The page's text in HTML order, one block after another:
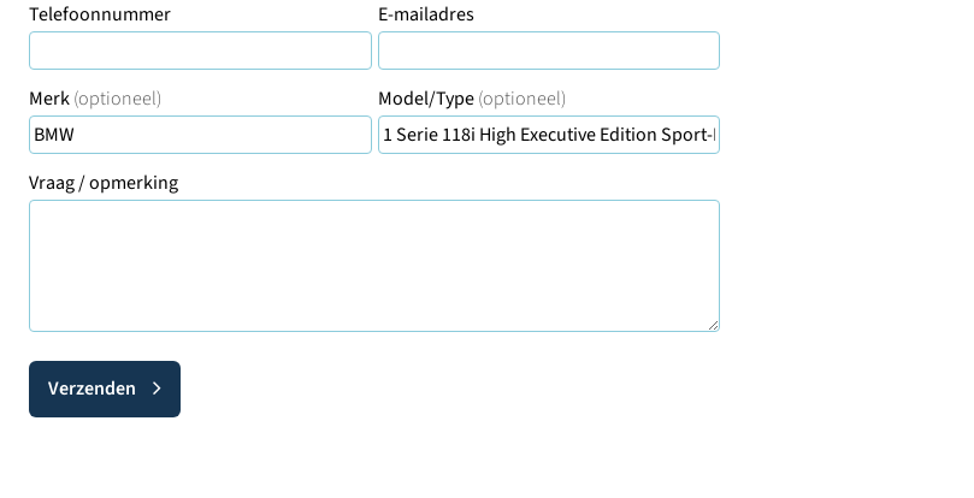
Telefoonnummer E-mailadres
Merk(optioneel) Model/Type(optioneel)
Vraag / opmerking
Verzenden